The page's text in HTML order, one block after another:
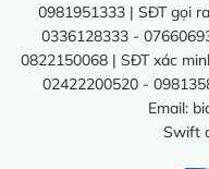
0981951333 | SĐT gọi
0336128333 -
0822150068 | SĐT xác
02422200520 -
Email:
Swift